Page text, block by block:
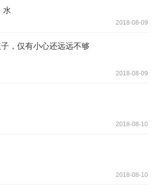
水
2018-08-09
，仅有小心还远远不够
2018-08-09
2018-08-10
2018-08-10